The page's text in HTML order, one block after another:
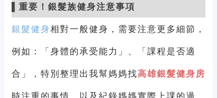
▌重要！銀髮族健身注意事項
銀髮健身相對一般健身，需要注意更多細節，
例如：「身體的承受能力」、「課程是否適
合」，特別整理出我幫媽媽找高雄銀髮健身房